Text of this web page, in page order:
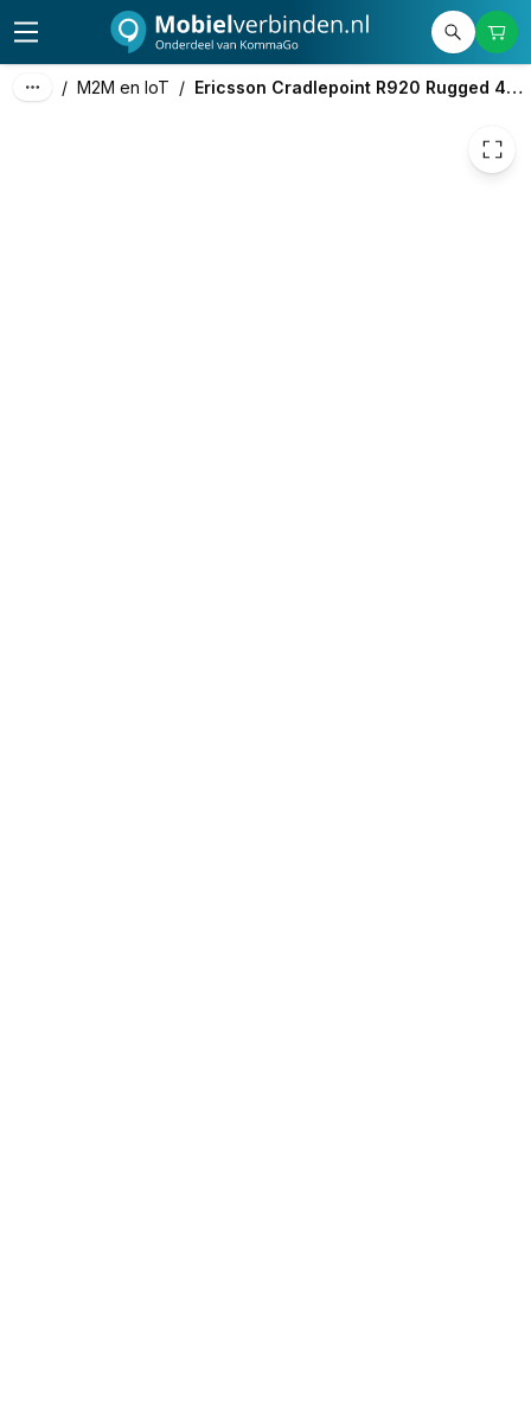
/ M2M en IoT / Ericsson Cradlepoint R920 Rugged 4G+ (Cat7)
950,00 excl. btw
1.149,50 incl. btw